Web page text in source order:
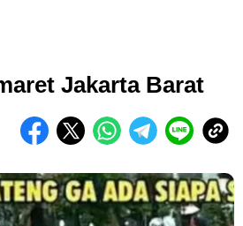
Jakarta Barat